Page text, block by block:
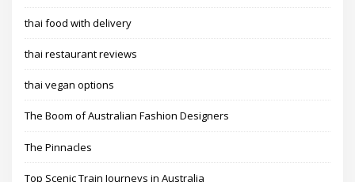
thai food with delivery
thai restaurant reviews
thai vegan options
The Boom of Australian Fashion Designers
The Pinnacles
Top Scenic Train Journeys in Australia